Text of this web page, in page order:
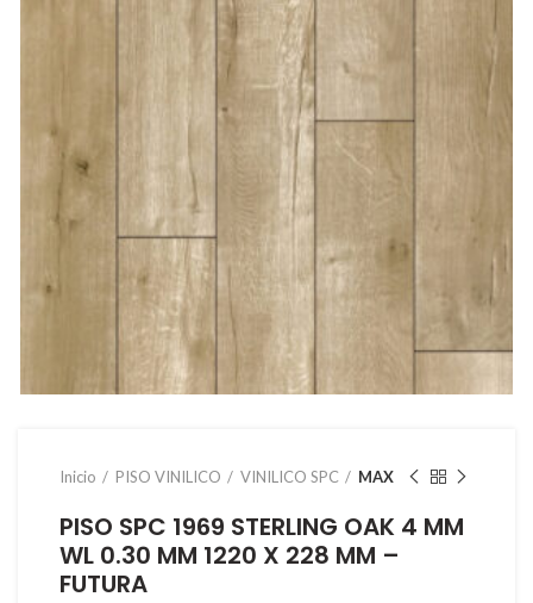
Inicio PISO VINILICO VINILICO SPC MAX
PISO SPC 1969 STERLING OAK 4 MM
WL 0.30 MM 1220 X 228 MM –
FUTURA